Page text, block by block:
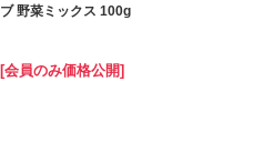
ブ 野菜ミックス 100g
[会員のみ価格公開]